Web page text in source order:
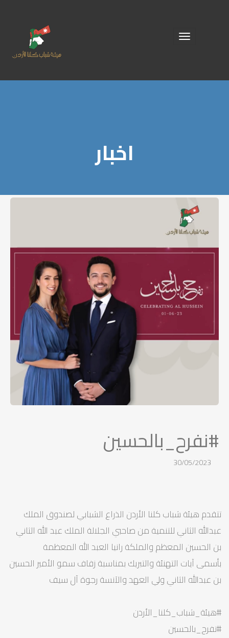
Toggle
اخبار
#نفرح_بالحسين
30/05/2023
تتقدم هيئة شباب كلنا الأردن الذراع الشبابي لصندوق الملك
عبدالله الثاني للتنمية من صاحبي الجلالة الملك عبد الله الثاني
بن الحسين المعظم والملكة رانيا العبد الله المعظمة
بأسمى آيات التهنئة والتبريك بمناسبة زفاف سمو الأمير الحسين
بن عبدالله الثاني ولي العهد والآنسة رجوة آل سيف
#هيئة_شباب_كلنا_الأردن
#نفرح_بالحسين